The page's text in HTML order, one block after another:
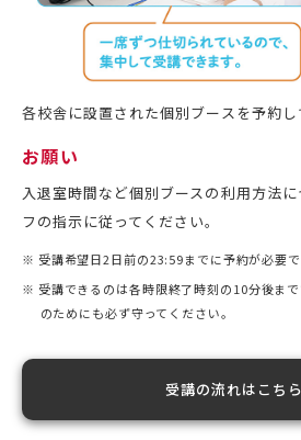
各校舎に設置された個別ブースを予約し
お願い
入退室時間など個別ブースの利用方法
フの指示に従ってください。
※ 受講希望日2日前の23:59までに予約が必要で
※ 受講できるのは各時限終了時刻の10分後ま
のためにも必ず守ってください。
受講の流れはこちら